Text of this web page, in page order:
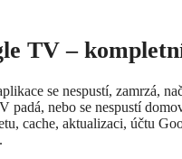
TV –
se nespustí, zamrzá,
nebo se nespustí
cache, aktualizaci, účtu